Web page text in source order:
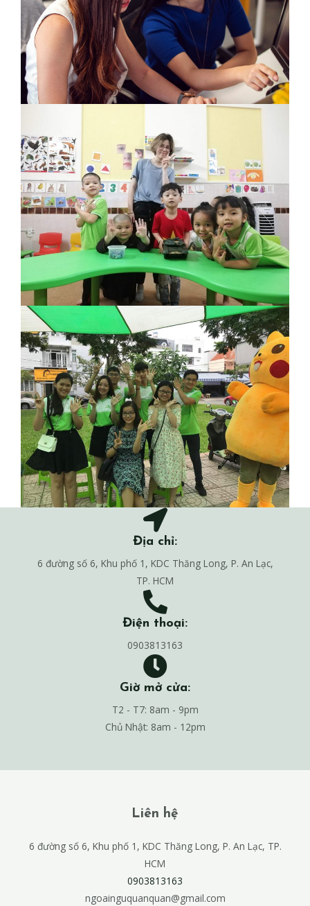
Địa chỉ:
6 đường số 6, Khu phố 1, KDC Thăng Long, P. An Lạc,
TP. HCM
Điện thoại:
0903813163
Giờ mở cửa:
T2 - T7: 8am - 9pm
Chủ Nhật: 8am - 12pm
Liên hệ
6 đường số 6, Khu phố 1, KDC Thăng Long, P. An Lạc, TP.
HCM
0903813163
ngoainguquanquan@gmail.com